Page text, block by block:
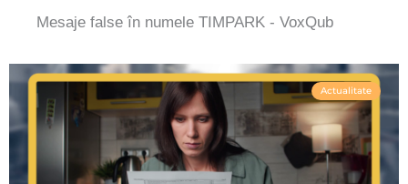
Mesaje false în numele TIMPARK - VoxQub
Actualitate